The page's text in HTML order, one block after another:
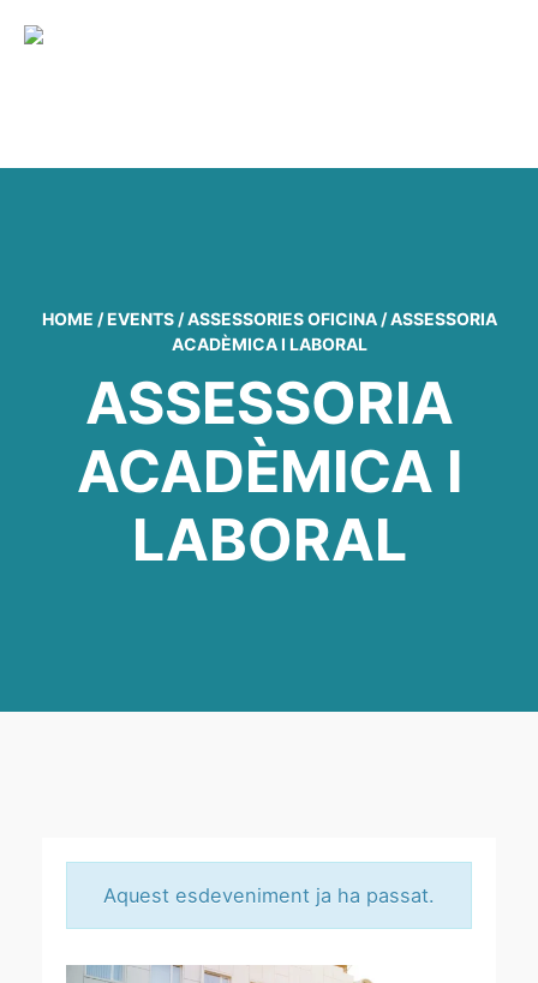
HOME / EVENTS / ASSESSORIES OFICINA / ASSESSORIA
ACADÈMICA I LABORAL
ASSESSORIA
ACADÈMICA I
LABORAL
Aquest esdeveniment ja ha passat.